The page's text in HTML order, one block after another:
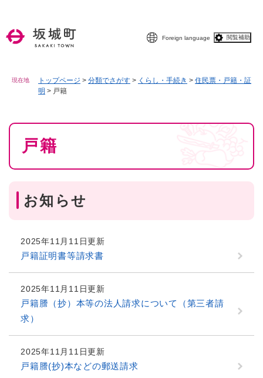
Foreign language 閲覧補助
現在地 トップページ > 分類でさがす > くらし・手続き > 住民票・戸籍・証
明 > 戸籍
本
戸籍
お知らせ
2025年11月11日更新
戸籍証明書等請求書
2025年11月11日更新
戸籍謄（抄）本等の法人請求について（第三者請
求）
2025年11月11日更新
戸籍謄(抄)本などの郵送請求